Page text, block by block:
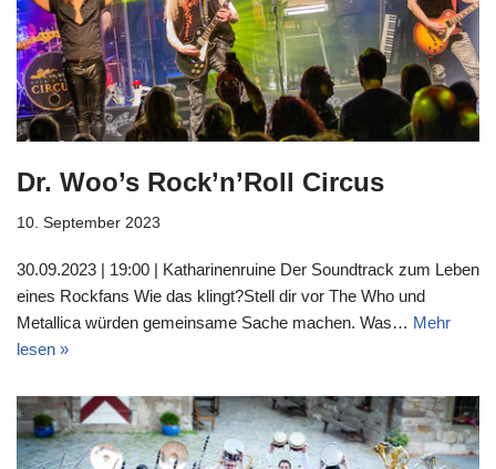
Dr. Woo’s Rock’n’Roll Circus
10. September 2023
30.09.2023 | 19:00 | Katharinenruine Der Soundtrack zum Leben
eines Rockfans Wie das klingt?Stell dir vor The Who und
Metallica würden gemeinsame Sache machen. Was… Mehr
lesen »